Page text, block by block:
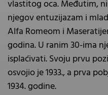
vlastitog oca. Međutim,
njegov entuzijazam i
Alfa Romeom i
godina. U ranim 30-ima
isplaćivati. Svoju prvu
osvojio je 1933., a prva
1934. godine.